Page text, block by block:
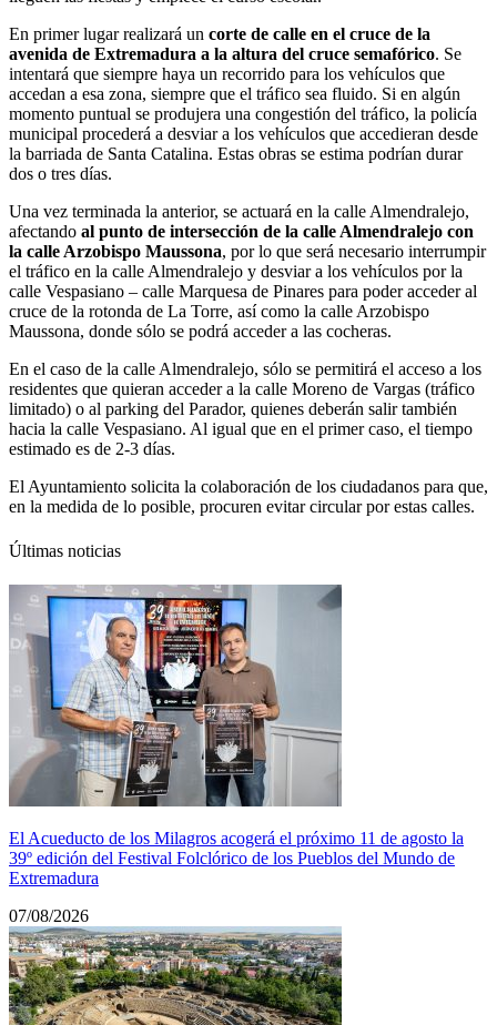
En primer lugar realizará un corte de calle en el cruce de la
avenida de Extremadura a la altura del cruce semafórico. Se
intentará que siempre haya un recorrido para los vehículos que
accedan a esa zona, siempre que el tráfico sea fluido. Si en algún
momento puntual se produjera una congestión del tráfico, la policía
municipal procederá a desviar a los vehículos que accedieran desde
la barriada de Santa Catalina. Estas obras se estima podrían durar
dos o tres días.
Una vez terminada la anterior, se actuará en la calle Almendralejo,
afectando al punto de intersección de la calle Almendralejo con
la calle Arzobispo Maussona, por lo que será necesario interrumpir
el tráfico en la calle Almendralejo y desviar a los vehículos por la
calle Vespasiano – calle Marquesa de Pinares para poder acceder al
cruce de la rotonda de La Torre, así como la calle Arzobispo
Maussona, donde sólo se podrá acceder a las cocheras.
En el caso de la calle Almendralejo, sólo se permitirá el acceso a los
residentes que quieran acceder a la calle Moreno de Vargas (tráfico
limitado) o al parking del Parador, quienes deberán salir también
hacia la calle Vespasiano. Al igual que en el primer caso, el tiempo
estimado es de 2-3 días.
El Ayuntamiento solicita la colaboración de los ciudadanos para que,
en la medida de lo posible, procuren evitar circular por estas calles.
Últimas noticias
El Acueducto de los Milagros acogerá el próximo 11 de agosto la
39º edición del Festival Folclórico de los Pueblos del Mundo de
Extremadura
07/08/2026